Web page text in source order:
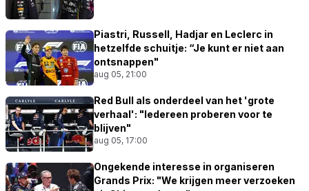
Piastri, Russell, Hadjar en Leclerc in
hetzelfde schuitje: “Je kunt er niet aan
ontsnappen"
aug 05, 21:00
Red Bull als onderdeel van het 'grote
verhaal': "Iedereen proberen voor te
blijven"
aug 05, 17:00
Ongekende interesse in organiseren
Grands Prix: "We krijgen meer verzoeken